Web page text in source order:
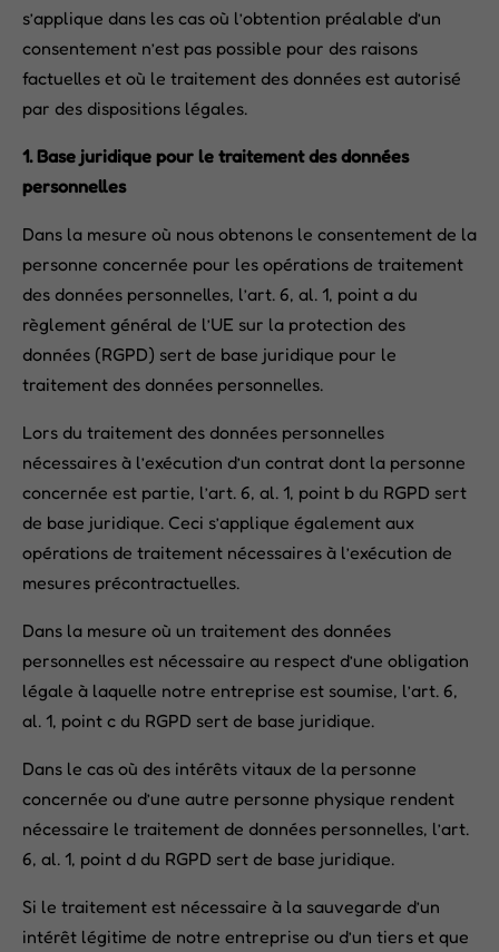
s’applique dans les cas où l’obtention préalable d’un
consentement n’est pas possible pour des raisons
factuelles et où le traitement des données est autorisé
par des dispositions légales.
1.Base juridique pour le traitement des données
personnelles
Dans la mesure où nous obtenons le consentement de la
personne concernée pour les opérations de traitement
des données personnelles, l’art. 6, al. 1, point a du
règlement général de l’UE sur la protection des
données (RGPD) sert de base juridique pour le
traitement des données personnelles.
Lors du traitement des données personnelles
nécessaires à l’exécution d’un contrat dont la personne
concernée est partie, l’art. 6, al. 1, point b du RGPD sert
de base juridique. Ceci s’applique également aux
opérations de traitement nécessaires à l’exécution de
mesures précontractuelles.
Dans la mesure où un traitement des données
personnelles est nécessaire au respect d’une obligation
légale à laquelle notre entreprise est soumise, l’art. 6,
al. 1, point c du RGPD sert de base juridique.
Dans le cas où des intérêts vitaux de la personne
concernée ou d’une autre personne physique rendent
nécessaire le traitement de données personnelles, l’art.
6, al. 1, point d du RGPD sert de base juridique.
Si le traitement est nécessaire à la sauvegarde d’un
intérêt légitime de notre entreprise ou d’un tiers et que